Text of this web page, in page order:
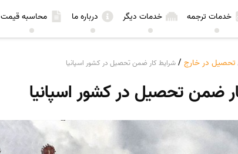
خدمات ترجمه خدمات دیگر درباره ما محاسبه قیمت
تحصیل در خارج / شرایط کار ضمن تحصیل در کشور اسپانیا
ضمن تحصیل در کشور اسپانیا